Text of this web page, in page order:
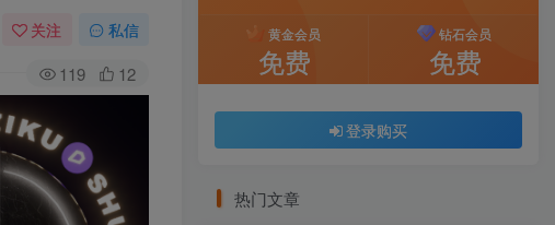
关注 私信
119 12
黄金会员
免费
钻石会员
免费
登录购买
热门文章